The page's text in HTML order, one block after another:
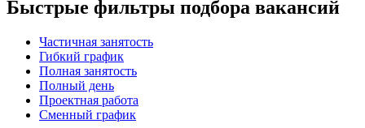
Быстрые фильтры подбора вакансий
Частичная занятость
Гибкий график
Полная занятость
Полный день
Проектная работа
Сменный график